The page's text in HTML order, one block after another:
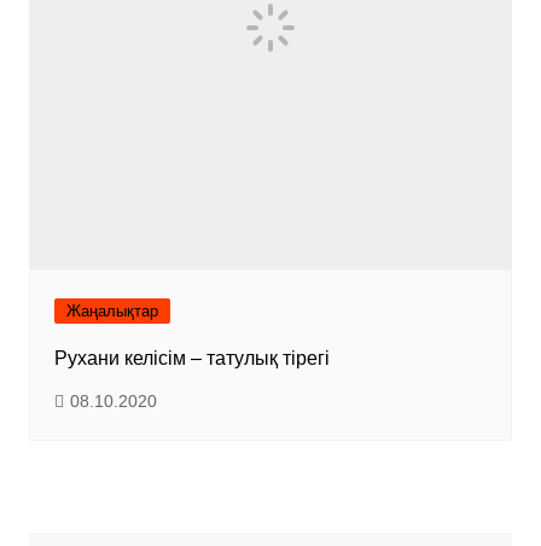
Жаңалықтар
Рухани келісім – татулық тірегі
08.10.2020